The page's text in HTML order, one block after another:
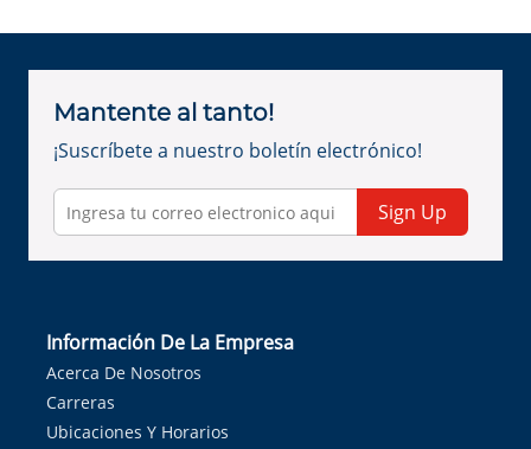
Mantente al tanto!
¡Suscríbete a nuestro boletín electrónico!
Sign Up
Información De La Empresa
Acerca De Nosotros
Carreras
Ubicaciones Y Horarios